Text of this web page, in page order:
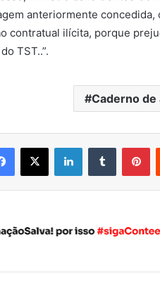
anteriormente
contratual ilícita, porque
TST..”.
Caderno